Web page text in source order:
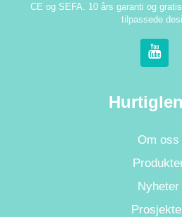
CE og SEFA. 10 års garanti og
tilpassede
Om oss
Nyheter